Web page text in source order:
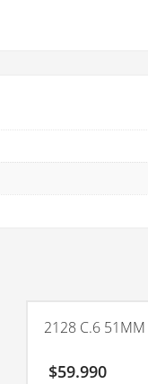
2128 C.6 51MM
$59.990